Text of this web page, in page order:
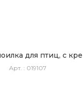
для птиц, с
Арт. : 019107